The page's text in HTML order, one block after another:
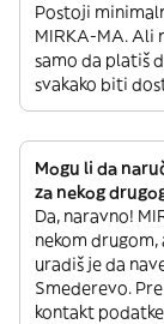
Postoji
MIRKA-MA. Ali
samo da platiš
svakako biti
Mogu li da
za nekog
Da, naravno!
nekom drugom,
uradiš je da
Smederevo.
kontakt